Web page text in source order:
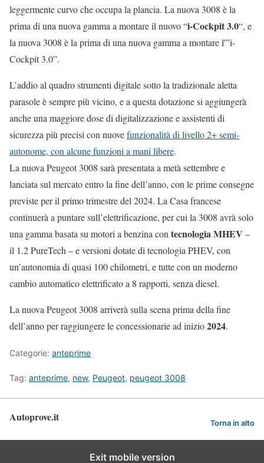
leggermente curvo che occupa la plancia. La nuova 3008 è la
prima di una nuova gamma a montare il nuovo “i-Cockpit 3.0“, e
la nuova 3008 è la prima di una nuova gamma a montare l'”i-
Cockpit 3.0”.
L’addio al quadro strumenti digitale sotto la tradizionale aletta
parasole è sempre più vicino, e a questa dotazione si aggiungerà
anche una maggiore dose di digitalizzazione e assistenti di
sicurezza più precisi con nuovefunzionalità di livello 2+ semi-
autonome, con alcune funzioni a mani libere.
La nuova Peugeot 3008 sarà presentata a metà settembre e
lanciata sul mercato entro la fine dell’anno, con le prime consegne
previste per il primo trimestre del 2024. La Casa francese
continuerà a puntare sull’elettrificazione, per cui la 3008 avrà solo
una gamma basata su motori a benzina contecnologia MHEV –
il 1.2 PureTech – e versioni dotate di tecnologia PHEV, con
un’autonomia di quasi 100 chilometri, e tutte con un moderno
cambio automatico elettrificato a 8 rapporti, senza diesel.
La nuova Peugeot 3008 arriverà sulla scena prima della fine
dell’anno per raggiungere le concessionarie ad inizio2024.
Categorie: anteprime
Tag: anteprime, new, Peugeot, peugeot 3008
Autoprove.it Torna in alto
Exit mobile version